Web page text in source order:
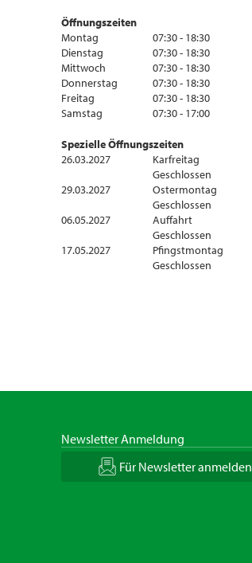
Öffnungszeiten
Montag
07:30 - 18:30
Dienstag
07:30 - 18:30
Mittwoch
07:30 - 18:30
Donnerstag
07:30 - 18:30
Freitag
07:30 - 18:30
Samstag
07:30 - 17:00
Spezielle Öffnungszeiten
26.03.2027
Karfreitag
Geschlossen
29.03.2027
Ostermontag
Geschlossen
06.05.2027
Auffahrt
Geschlossen
17.05.2027
Pfingstmontag
Geschlossen
Newsletter Anmeldung
Für Newsletter anmelden